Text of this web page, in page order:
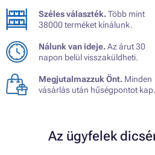
Széles választék.Több mint
38000 terméket kínálunk.
Nálunk van ideje.Az árut 30
napon belül visszaküldheti.
Megjutalmazzuk Önt. Minden
vásárlás után hűségpontot kap.
Az ügyfelek